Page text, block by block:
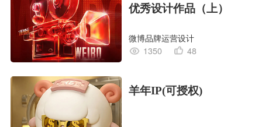
优秀设计作品（上）
微博品牌运营设计
1350
48
羊年IP(可授权)